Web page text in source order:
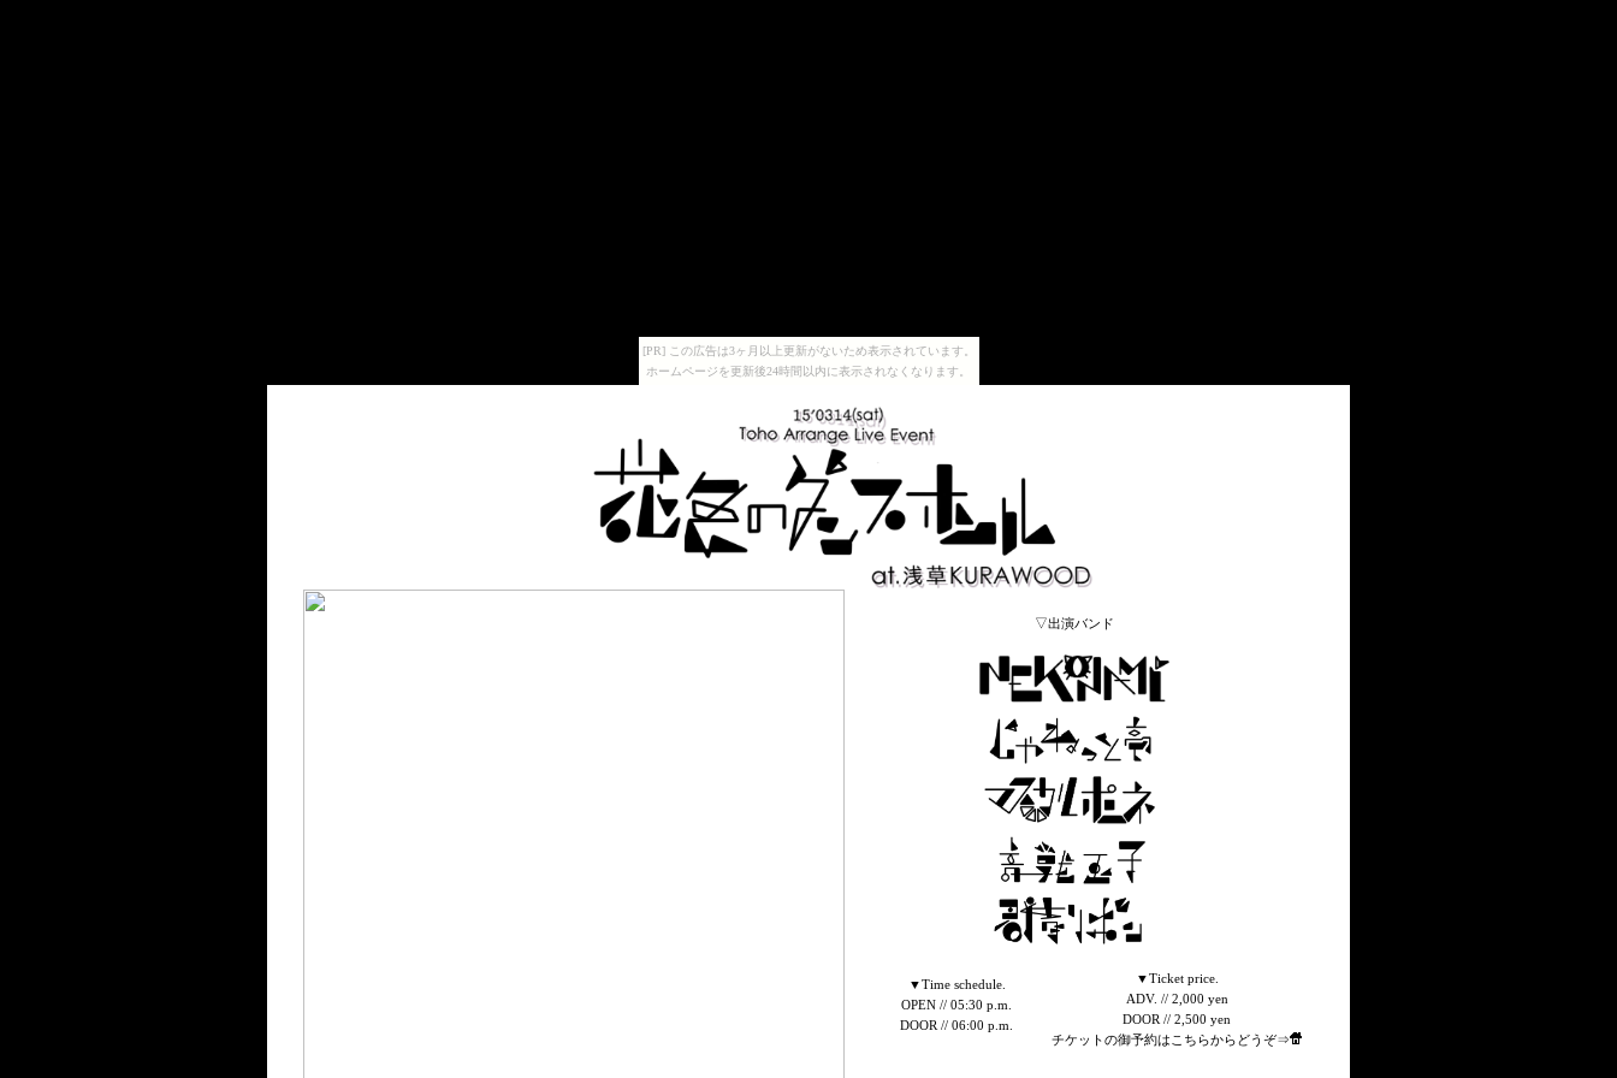
[PR] この広告は3ヶ月以上更新がないため表示されています。
ホームページを更新後24時間以内に表示されなくなります。
▽出演バンド
▼Time schedule.
OPEN // 05:30 p.m.
DOOR // 06:00 p.m.
▼Ticket price.
ADV. // 2,000 yen
DOOR // 2,500 yen
チケットの御予約はこちらからどうぞ⇒